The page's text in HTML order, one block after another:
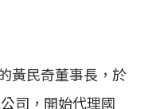
黃民奇董事長，於
司，開始代理國